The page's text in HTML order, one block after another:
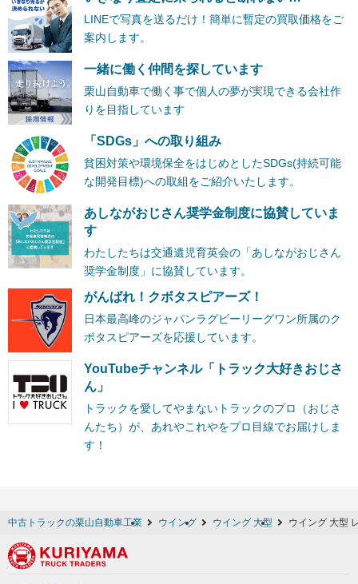
LINEで写真を送るだけ！簡単に暫定の買取価格をご
案内します。
一緒に働く仲間を探しています
栗山自動車で働く事で個人の夢が実現できる会社作
りを目指しています
「SDGs」への取り組み
貧困対策や環境保全をはじめとしたSDGs(持続可能
な開発目標)への取組をご紹介いたします。
あしながおじさん奨学金制度に協賛していま
す
わたしたちは交通遺児育英会の「あしながおじさん
奨学金制度」に協賛しています。
がんばれ！クボタスピアーズ！
日本最高峰のジャパンラグビーリーグワン所属のク
ボタスピアーズを応援しています。
YouTubeチャンネル「トラック大好きおじさ
ん」
トラックを愛してやまないトラックのプロ（おじさ
んたち）が、あれやこれやをプロ目線でお届けしま
す！
中古トラックの栗山自動車工業 ウイング ウイング 大型 ウイング 大型